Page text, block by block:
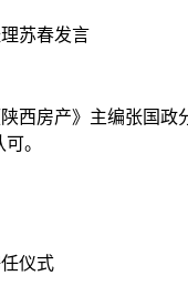
苏春发言
房产》主编张国政
。
仪式